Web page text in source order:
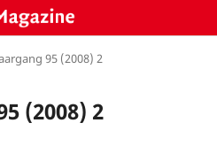
95 (2008) 2
(2008) 2